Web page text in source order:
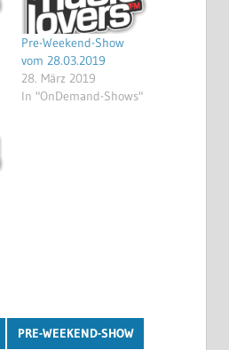
Pre-Weekend-Show
vom 28.03.2019
28. März 2019
In "OnDemand-Shows"
PRE-WEEKEND-SHOW